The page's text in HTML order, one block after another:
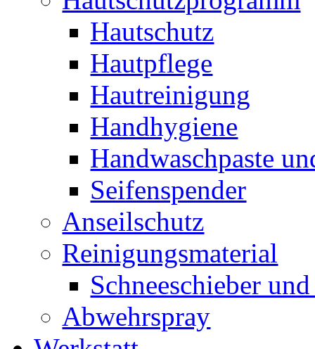
Hautschutz
Hautpflege
Hautreinigung
Handhygiene
Handwaschpaste
Seifenspender
Anseilschutz
Reinigungsmaterial
Schneeschieber
Abwehrspray